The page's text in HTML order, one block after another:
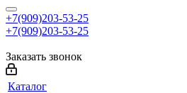
+7(909)203-53-25
+7(909)203-53-25
Заказать звонок
Каталог